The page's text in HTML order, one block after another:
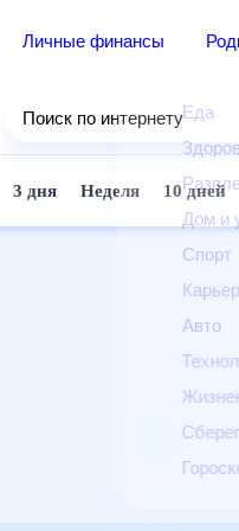
Личные финансы
Еда
Дом
Спорт
Авто
Поиск по интернету
3 дня Неделя 10